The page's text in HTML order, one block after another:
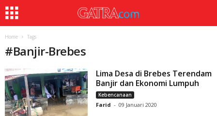
Home Tags
#Banjir-Brebes
Lima Desa di Brebes Terendam
Banjir dan Ekonomi Lumpuh
Kebencanaan
Farid - 09 Januari 2020